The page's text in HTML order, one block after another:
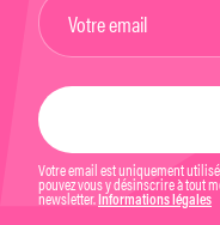
Votre email est uniquement
pouvez vous y désinscrire à tout
newsletter. Informations légales